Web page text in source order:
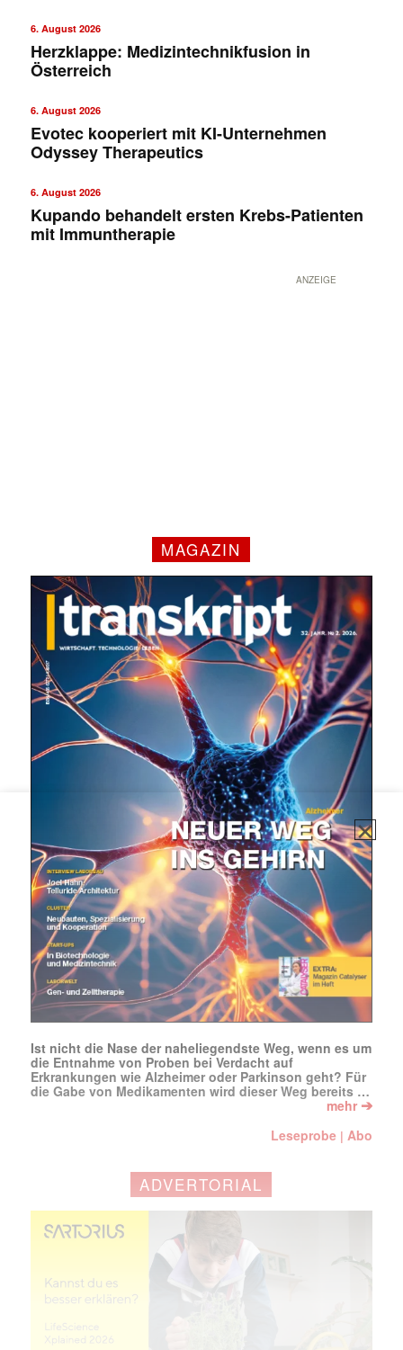
✕
6. August 2026
Herzklappe: Medizintechnikfusion in
Österreich
6. August 2026
Evotec kooperiert mit KI-Unternehmen
Odyssey Therapeutics
6. August 2026
Kupando behandelt ersten Krebs-Patienten
mit Immuntherapie
ANZEIGE
MAGAZIN
Ist nicht die Nase der naheliegendste Weg, wenn es um
die Entnahme von Proben bei Verdacht auf
Erkrankungen wie Alzheimer oder Parkinson geht? Für
die Gabe von Medikamenten wird dieser Weg bereits …
mehr ➔
Leseprobe |Abo
ADVERTORIAL